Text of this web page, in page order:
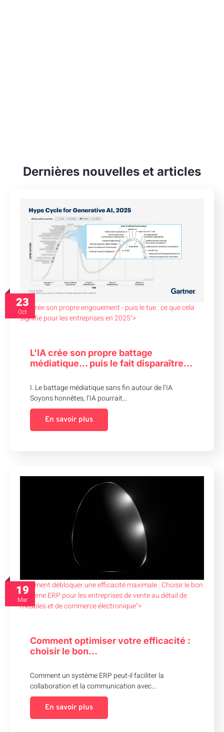
Dernières nouvelles et articles
L'IA crée son propre engouement - puis le tue : ce que cela
signifie pour les entreprises en 2025">
23
Oct
L'IA crée son propre battage
médiatique… puis le fait disparaître…
I. Le battage médiatique sans fin autour de l’IA
Soyons honnêtes, l’IA pourrait…
En savoir plus
Comment débloquer une efficacité maximale : Choisir le bon
système ERP pour les entreprises de vente au détail de
meubles et de commerce électronique">
19
Mar
Comment optimiser votre efficacité :
choisir le bon…
Comment un système ERP peut-il faciliter la
collaboration et la communication avec…
En savoir plus